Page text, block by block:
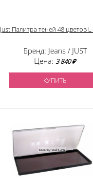
Just Палитра теней 48 цветов
Бренд: Jeans / JUST
Цена: 3 840 ₽
КУПИТЬ